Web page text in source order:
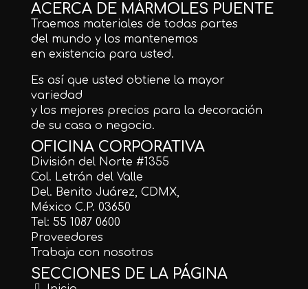
ACERCA DE MÁRMOLES PUENTE
Traemos materiales de todas partes
del mundo y los mantenemos
en existencia para usted.
Es así que usted obtiene la mayor
variedad
y los mejores precios para la decoración
de su casa o negocio.
OFICINA CORPORATIVA
División del Norte #1355
Col. Letrán del Valle
Del. Benito Juárez, CDMX,
México C.P. 03650
Tel: 55 1087 0600
Proveedores
Trabaja con nosotros
SECCIONES DE LA PÁGINA